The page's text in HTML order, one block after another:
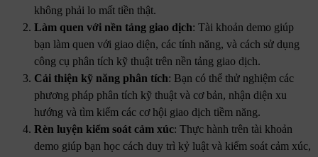
không phải lo mất tiền thật.
Làm quen với nền tảng giao dịch: Tài khoản demo giúp
bạn làm quen với giao diện, các tính năng, và cách sử dụng
công cụ phân tích kỹ thuật trên nền tảng giao dịch.
Cải thiện kỹ năng phân tích: Bạn có thể thử nghiệm các
phương pháp phân tích kỹ thuật và cơ bản, nhận diện xu
hướng và tìm kiếm các cơ hội giao dịch tiềm năng.
Rèn luyện kiểm soát cảm xúc: Thực hành trên tài khoản
demo giúp bạn học cách duy trì kỷ luật và kiểm soát cảm xúc,